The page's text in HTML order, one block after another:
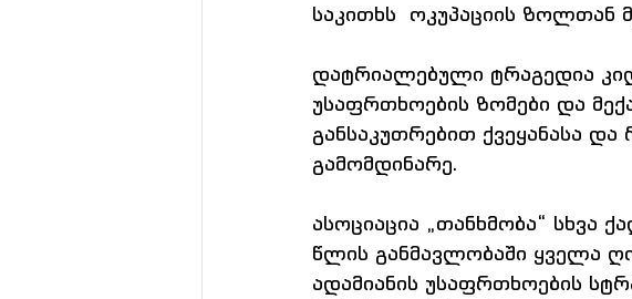
საკითხს  ოკუპაციის ზოლთან
დატრიალებული ტრაგედია
უსაფრთხოების ზომები და
განსაკუთრებით ქვეყანასა
გამომდინარე.
ასოციაცია „თანხმობა“ სხვა
წლის განმავლობაში ყველა
ადამიანის უსაფრთხოების